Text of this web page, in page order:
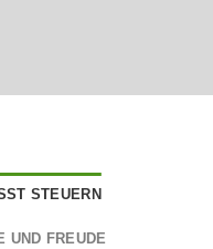
STEUERN
UND FREUDE